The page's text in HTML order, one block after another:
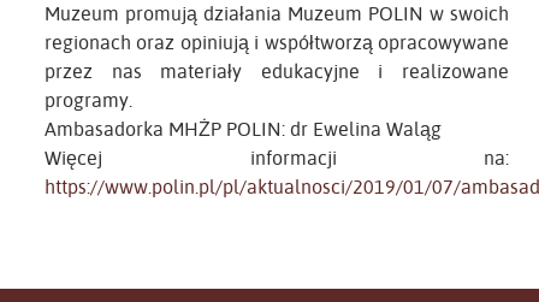
Muzeum promują działania Muzeum POLIN w swoich
regionach oraz opiniują i współtworzą opracowywane
przez nas materiały edukacyjne i realizowane
programy.
Ambasadorka MHŻP POLIN: dr Ewelina Waląg
Więcej informacji na:
https://www.polin.pl/pl/aktualnosci/2019/01/07/